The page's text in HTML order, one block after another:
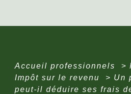
Accueil professionnels >
Impôt sur le revenu
> Un
peut-il déduire ses frais